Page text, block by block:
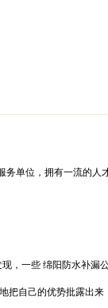
单位，拥有一流的
，一些 绵阳防水补漏
把自己的优势批露出来